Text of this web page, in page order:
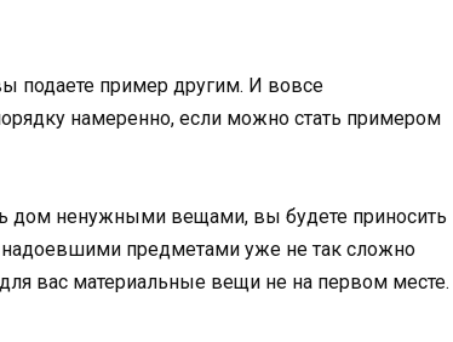
подаете пример другим. И вовсе
намеренно, если можно стать примером
дом ненужными вещами, вы будете приносить
надоевшими предметами уже не так сложно
для вас материальные вещи не на первом месте.